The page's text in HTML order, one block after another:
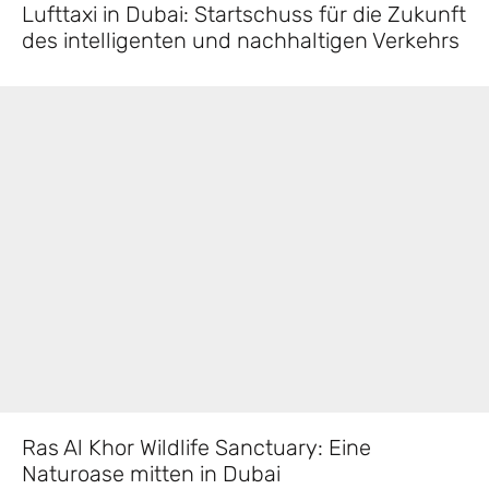
Lufttaxi in Dubai: Startschuss für die Zukunft
des intelligenten und nachhaltigen Verkehrs
Ras Al Khor Wildlife Sanctuary: Eine
Naturoase mitten in Dubai